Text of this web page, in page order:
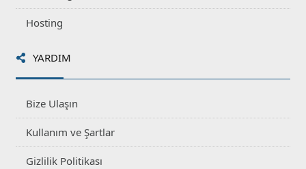
Hosting
YARDIM
Bize Ulaşın
Kullanım ve Şartlar
Gizlilik Politikası